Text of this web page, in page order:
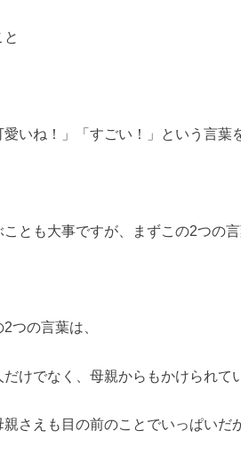
いね！」「すごい！」という言葉
とも大事ですが、まずこの2つの
つの言葉は、
だけでなく、母親からもかけられて
さえも目の前のことでいっぱいだ